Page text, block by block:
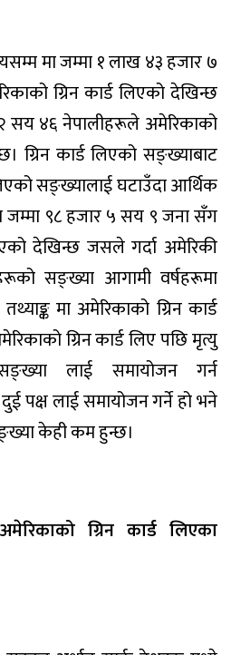
मा जम्मा १ लाख ४३ हजार ७
ग्रिन कार्ड लिएको देखिन्छ
सय ४६ नेपालीहरूले अमेरिकाको
ग्रिन कार्ड लिएको सङ्ख्याबाट
सङ्ख्यालाई घटाउँदा आर्थिक
जम्मा ९८ हजार ५ सय ९ जना सँग
देखिन्छ जसले गर्दा अमेरिकी
सङ्ख्या आगामी वर्षहरूमा
मा अमेरिकाको ग्रिन कार्ड
ग्रिन कार्ड लिए पछि मृत्यु
लाई समायोजन गर्न
पक्ष लाई समायोजन गर्ने हो भने
केही कम हुन्छ।
ग्रिन कार्ड लिएका